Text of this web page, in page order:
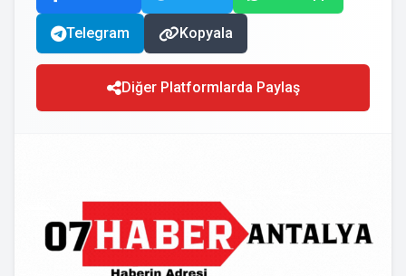
Telegram Kopyala
Diğer Platformlarda Paylaş